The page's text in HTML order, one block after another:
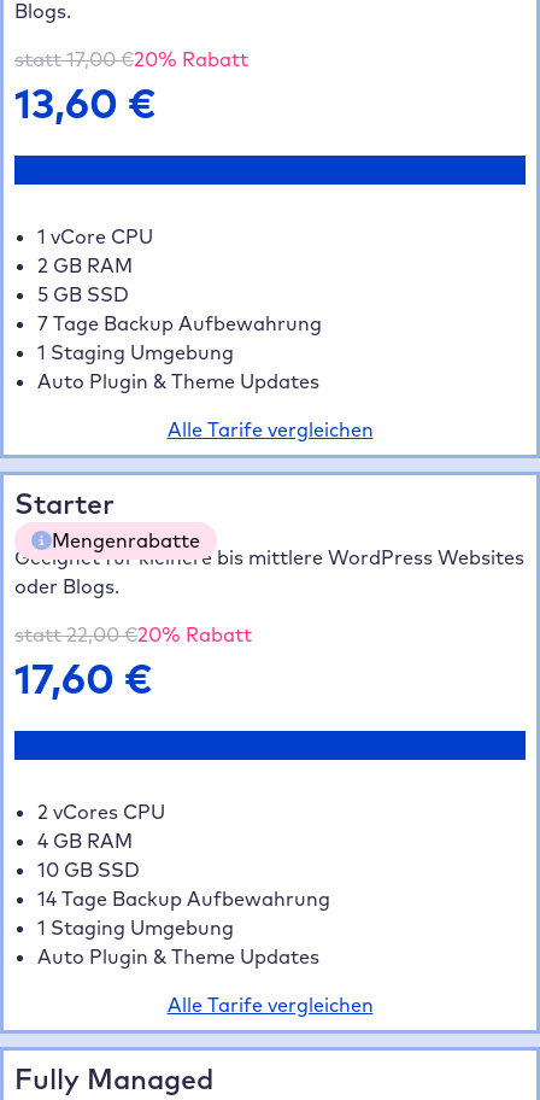
Blogs.
statt17,00€20% Rabatt
13,60 €
1 vCore CPU
2 GB RAM
5 GB SSD
7 Tage Backup Aufbewahrung
1 Staging Umgebung
Auto Plugin & Theme Updates
Alle Tarife vergleichen
Starter
Mengenrabatte
5 Websites
10 Websites35% gespart
Geeignet für kleinere bis mittlere WordPress Websites
oder Blogs.
statt22,00€20% Rabatt
17,60 €
2 vCores CPU
4 GB RAM
10 GB SSD
14 Tage Backup Aufbewahrung
1 Staging Umgebung
Auto Plugin & Theme Updates
Alle Tarife vergleichen
Fully Managed